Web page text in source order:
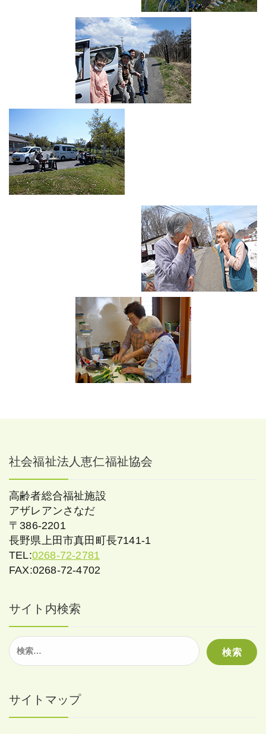
社会福祉法人恵仁福祉協会
高齢者総合福祉施設
アザレアンさなだ
〒386-2201
長野県上田市真田町長7141-1
TEL:0268-72-2781
FAX:0268-72-4702
サイト内検索
検
索:
サイトマップ